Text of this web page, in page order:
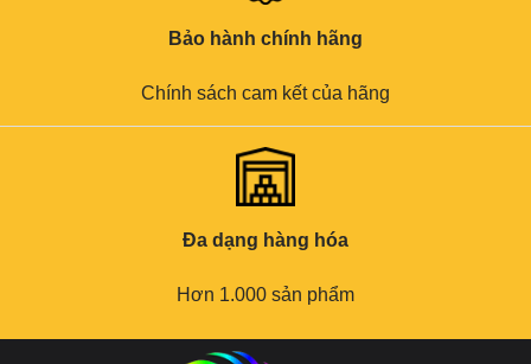
Bảo hành chính hãng
Chính sách cam kết của hãng
Đa dạng hàng hóa
Hơn 1.000 sản phẩm